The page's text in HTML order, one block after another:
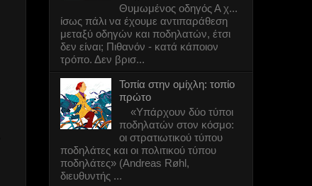
8 ΨΕΜΜΑΤΑ που
οι ποδηλάτες
έχουν βαρεθεί να
ακούνε από τους
οδηγούς
6 πόλεις που
κατάργησαν τη
στάθμευση στο
δρόμο
6 πόλεις που
κατάργησαν τη
στάθμευση στο
δρόμο
Φούιτ!
Θυμωμένος οδηγός Α χ...
ίσως πάλι να έχουμε αντιπαράθεση
μεταξύ οδηγών και ποδηλατών, έτσι
δεν είναι; Πιθανόν - κατά κάποιον
τρόπο. Δεν βρισ...
Τοπία στην ομίχλη: τοπίο
πρώτο
«Υπάρχουν δύο τύποι
ποδηλατών στον κόσμο:
οι στρατιωτικού τύπου
ποδηλάτες και οι πολιτικού τύπου
ποδηλάτες» (Andreas Røhl,
διευθυντής ...